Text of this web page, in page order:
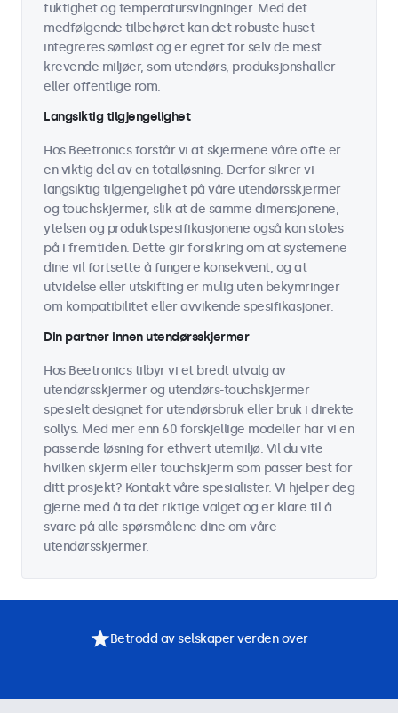
fuktighet og temperatursvingninger. Med det
medfølgende tilbehøret kan det robuste huset
integreres sømløst og er egnet for selv de mest
krevende miljøer, som utendørs, produksjonshaller
eller offentlige rom.
Langsiktig tilgjengelighet
Hos Beetronics forstår vi at skjermene våre ofte er
en viktig del av en totalløsning. Derfor sikrer vi
langsiktig tilgjengelighet på våre utendørsskjermer
og touchskjermer, slik at de samme dimensjonene,
ytelsen og produktspesifikasjonene også kan stoles
på i fremtiden. Dette gir forsikring om at systemene
dine vil fortsette å fungere konsekvent, og at
utvidelse eller utskifting er mulig uten bekymringer
om kompatibilitet eller avvikende spesifikasjoner.
Din partner innen utendørsskjermer
Hos Beetronics tilbyr vi et bredt utvalg av
utendørsskjermer og utendørs-touchskjermer
spesielt designet for utendørsbruk eller bruk i direkte
sollys. Med mer enn 60 forskjellige modeller har vi en
passende løsning for ethvert utemiljø. Vil du vite
hvilken skjerm eller touchskjerm som passer best for
ditt prosjekt? Kontakt våre spesialister. Vi hjelper deg
gjerne med å ta det riktige valget og er klare til å
svare på alle spørsmålene dine om våre
utendørsskjermer.
Betrodd av selskaper verden over